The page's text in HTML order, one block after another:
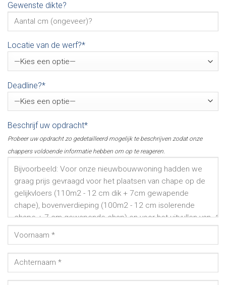
Gewenste dikte?
Locatie van de werf?*
Deadline?*
Beschrijf uw opdracht*
Probeer uw opdracht zo gedetailleerd mogelijk te beschrijven zodat onze
chappers voldoende informatie hebben om op te reageren.